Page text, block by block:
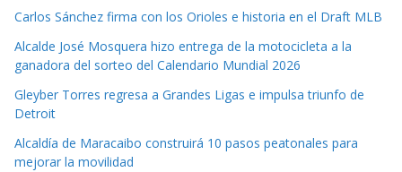
Carlos Sánchez firma con los Orioles e historia en el Draft MLB
Alcalde José Mosquera hizo entrega de la motocicleta a la
ganadora del sorteo del Calendario Mundial 2026
Gleyber Torres regresa a Grandes Ligas e impulsa triunfo de
Detroit
Alcaldía de Maracaibo construirá 10 pasos peatonales para
mejorar la movilidad